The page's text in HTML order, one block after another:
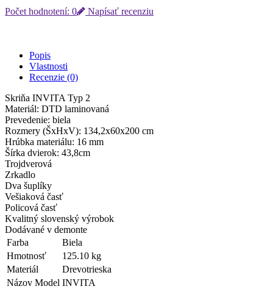
Počet hodnotení: 0 Napísať recenziu
Popis
Vlastnosti
Recenzie (0)
Skriňa INVITA Typ 2
Materiál: DTD laminovaná
Prevedenie: biela
Rozmery (ŠxHxV): 134,2x60x200 cm
Hrúbka materiálu: 16 mm
Šírka dvierok: 43,8cm
Trojdverová
Zrkadlo
Dva šuplíky
Vešiaková časť
Policová časť
Kvalitný slovenský výrobok
Dodávané v demonte
Farba
Biela
Hmotnosť
125.10 kg
Materiál
Drevotrieska
Názov Model INVITA